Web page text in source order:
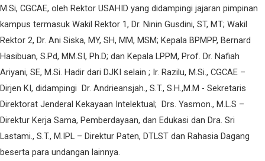
M.Si, CGCAE, oleh Rektor USAHID yang didampingi jajaran pimpinan
kampus termasuk Wakil Rektor 1, Dr. Ninin Gusdini, ST, MT; Wakil
Rektor 2, Dr. Ani Siska, MY, SH, MM, MSM; Kepala BPMPP, Bernard
Hasibuan, S.Pd, MM.SI, Ph.D; dan Kepala LPPM, Prof. Dr. Nafiah
Ariyani, SE, M.Si. Hadir dari DJKI selain ; Ir. Razilu, M.Si., CGCAE –
Dirjen KI, didampingi Dr. Andrieansjah., S.T., S.H.,M.M ⁠- Sekretaris
Direktorat Jenderal Kekayaan Intelektual; Drs. Yasmon., M.L.S –
Direktur Kerja Sama, Pemberdayaan, dan Edukasi dan Dra. Sri
Lastami., S.T., M.IPL – Direktur Paten, DTLST dan Rahasia Dagang
beserta para undangan lainnya.